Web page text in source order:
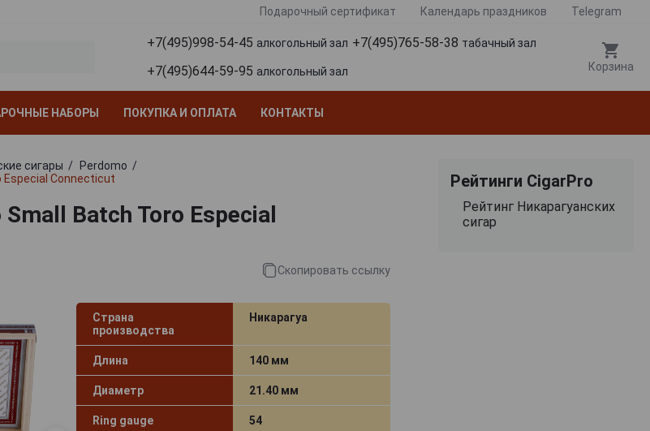
Подарочный сертификат Календарь праздников Telegram
+7(495)998-54-45 алкогольный зал +7(495)765-58-38 табачный зал
+7(495)644-59-95 алкогольный зал Корзина
НАБОРЫ ПОКУПКА И ОПЛАТА КОНТАКТЫ
сигары
Perdomo
Especial Connecticut
Batch Toro Especial
Скопировать ссылку
Страна
производства
Никарагуа
Длина 140 мм
Диаметр 21.40 мм
Ring gauge 54
Рейтинги CigarPro
Рейтинг Никарагуанских
сигар